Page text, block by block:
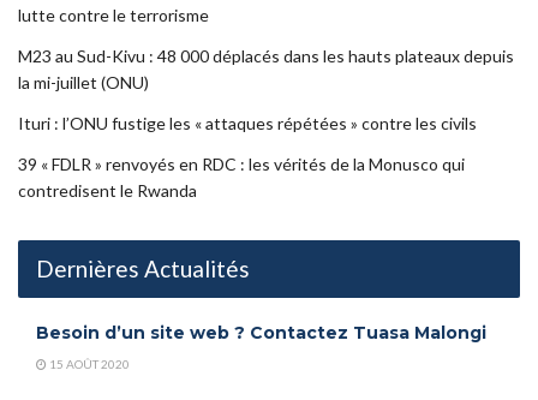
lutte contre le terrorisme
M23 au Sud-Kivu : 48 000 déplacés dans les hauts plateaux depuis
la mi-juillet (ONU)
Ituri : l’ONU fustige les « attaques répétées » contre les civils
39 « FDLR » renvoyés en RDC : les vérités de la Monusco qui
contredisent le Rwanda
Dernières Actualités
Besoin d’un site web ? Contactez Tuasa Malongi
15 AOÛT 2020